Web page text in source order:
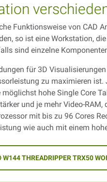
Funktionsweise von CAD
so ist eine Workstation,
sind einzelne
für 3D
zu maximieren
hohe Single Core
und je mehr Video-
mit bis zu 96 Cores
wie auch mit einem
W144 THREADRIPPER TRX50